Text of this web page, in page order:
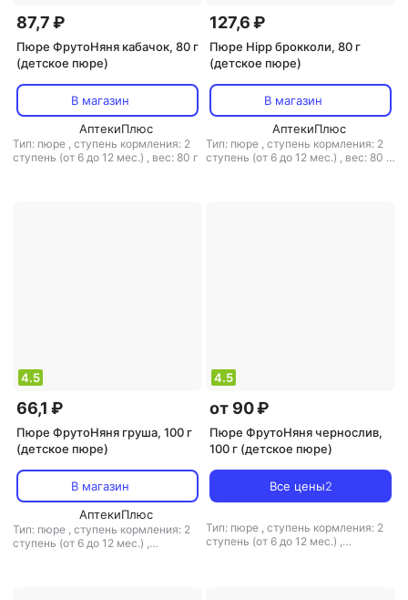
87,7 ₽
Пюре ФрутоНяня кабачок, 80 г
(детское пюре)
В магазин
АптекиПлюс
Тип: пюре , ступень кормления: 2
ступень (от 6 до 12 мес.) , вес: 80 г
127,6 ₽
Пюре Hipp брокколи, 80 г
(детское пюре)
В магазин
АптекиПлюс
Тип: пюре , ступень кормления: 2
ступень (от 6 до 12 мес.) , вес: 80 г
4.5
66,1 ₽
Пюре ФрутоНяня груша, 100 г
(детское пюре)
В магазин
АптекиПлюс
Тип: пюре , ступень кормления: 2
ступень (от 6 до 12 мес.) ,
4.5
от 90 ₽
Пюре ФрутоНяня чернослив,
100 г (детское пюре)
Все цены2
Тип: пюре , ступень кормления: 2
ступень (от 6 до 12 мес.) ,